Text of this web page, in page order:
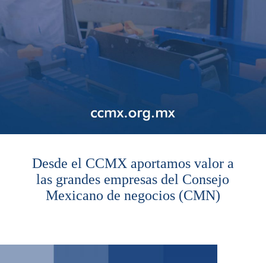
Desde el CCMX aportamos valor a
las grandes empresas del Consejo
Mexicano de negocios (CMN)